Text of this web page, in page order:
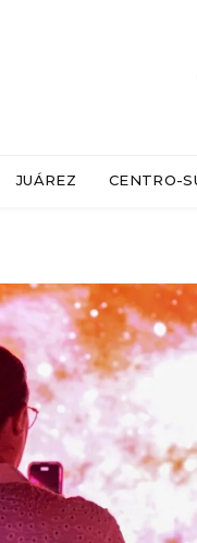
JUÁREZ CENTRO-